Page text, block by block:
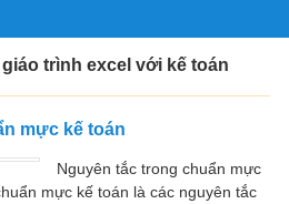
trình excel với kế toán
mực kế toán
Nguyên tắc trong chuẩn mực
mực kế toán là các nguyên tắc